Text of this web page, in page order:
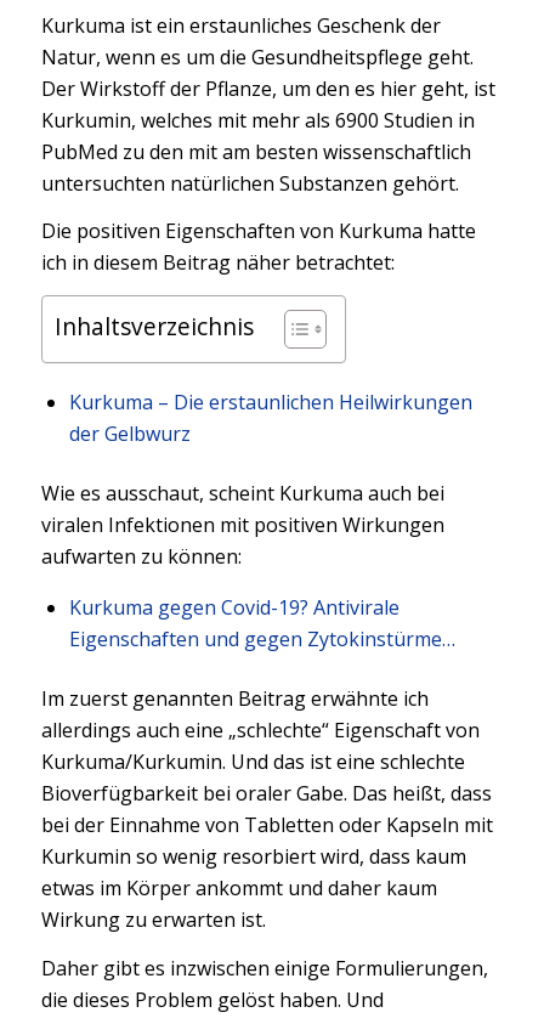
Kurkuma ist ein erstaunliches Geschenk der
Natur, wenn es um die Gesundheitspflege geht.
Der Wirkstoff der Pflanze, um den es hier geht, ist
Kurkumin, welches mit mehr als 6900 Studien in
PubMed zu den mit am besten wissenschaftlich
untersuchten natürlichen Substanzen gehört.
Die positiven Eigenschaften von Kurkuma hatte
ich in diesem Beitrag näher betrachtet:
Inhaltsverzeichnis
Kurkuma – Die erstaunlichen Heilwirkungen
der Gelbwurz
Wie es ausschaut, scheint Kurkuma auch bei
viralen Infektionen mit positiven Wirkungen
aufwarten zu können:
Kurkuma gegen Covid-19? Antivirale
Eigenschaften und gegen Zytokinstürme…
Im zuerst genannten Beitrag erwähnte ich
allerdings auch eine „schlechte“ Eigenschaft von
Kurkuma/Kurkumin. Und das ist eine schlechte
Bioverfügbarkeit bei oraler Gabe. Das heißt, dass
bei der Einnahme von Tabletten oder Kapseln mit
Kurkumin so wenig resorbiert wird, dass kaum
etwas im Körper ankommt und daher kaum
Wirkung zu erwarten ist.
Daher gibt es inzwischen einige Formulierungen,
die dieses Problem gelöst haben. Und